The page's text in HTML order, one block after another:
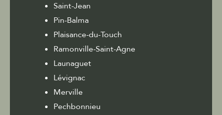
Saint-Jean
Pin-Balma
Plaisance-du-Touch
Ramonville-Saint-Agne
Launaguet
Lévignac
Merville
Pechbonnieu